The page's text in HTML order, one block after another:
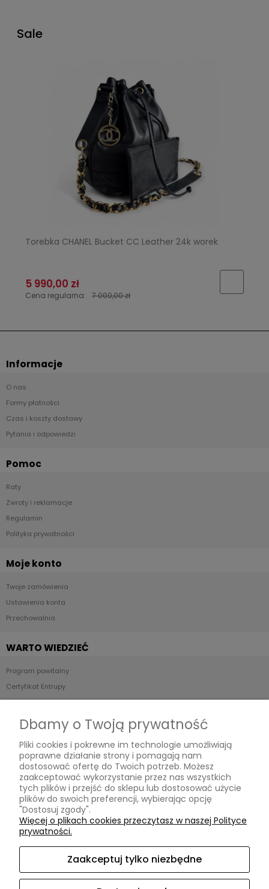
Sale
Torebka CHANEL Bucket CC Leather 24k worek
5 990,00 zł
Cena regularna: 7 000,00 zł
Informacje
O nas
Formy płatności
Czas i koszty dostawy
Pytania i odpowiedzi
Pomoc
Raty
Zwroty i reklamacje
Regulamin
Polityka prywatności
Moje konto
Twoje zamówienia
Ustawienia konta
Przechowalnia
WARTO WIEDZIEĆ
Program powitalny
Certyfikat Entrupy
Stan produktów - Skala ocen
POP UP STORE
Relabels
ul. Reymonta 19/91,
01-840 Warszawa,
woj. mazowieckie
Kontakt:
relabelslux@gmail.com,
787 068 174,
pn - pt: 10:00 - 20:00
Dbamy o Twoją prywatność
Pliki cookies i pokrewne im technologie umożliwiają
poprawne działanie strony i pomagają nam
dostosować ofertę do Twoich potrzeb. Możesz
zaakceptować wykorzystanie przez nas wszystkich
tych plików i przejść do sklepu lub dostosować użycie
plików do swoich preferencji, wybierając opcję
"Dostosuj zgody".
Więcej o plikach cookies przeczytasz w naszej Polityce
prywatności.
Zaakceptuj tylko niezbędne